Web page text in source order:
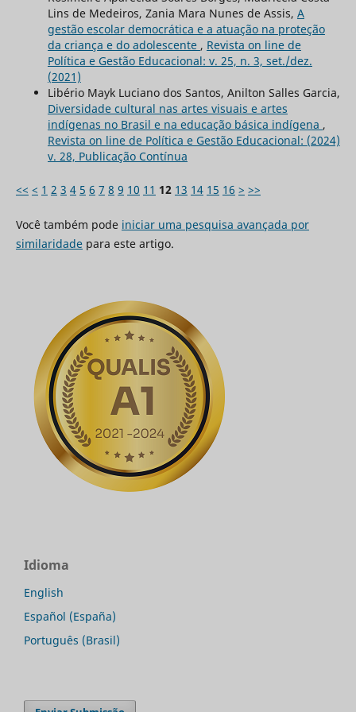
Lins de Medeiros, Zania Mara Nunes de Assis, A
gestão escolar democrática e a atuação na proteção
da criança e do adolescente , Revista on line de
Política e Gestão Educacional: v. 25, n. 3, set./dez.
(2021)
Libério Mayk Luciano dos Santos, Anilton Salles Garcia,
Diversidade cultural nas artes visuais e artes
indígenas no Brasil e na educação básica indígena ,
Revista on line de Política e Gestão Educacional: (2024)
v. 28, Publicação Contínua
<< < 1 2 3 4 5 6 7 8 9 10 11 12 13 14 15 16 > >>
Você também pode iniciar uma pesquisa avançada por
similaridadepara este artigo.
Idioma
English
Español (España)
Português (Brasil)